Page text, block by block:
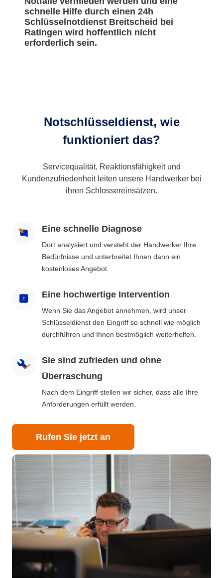
schnelle Hilfe durch einen 24h
Schlüsselnotdienst Breitscheid bei
Ratingen wird hoffentlich nicht
erforderlich sein.
Notschlüsseldienst, wie
funktioniert das?
Servicequalität, Reaktionsfähigkeit und
Kundenzufriedenheit leiten unsere Handwerker bei
ihren Schlossereinsätzen.
Eine schnelle Diagnose
Dort analysiert und versteht der Handwerker Ihre
Bedürfnisse und unterbreitet Ihnen dann ein
kostenloses Angebot.
Eine hochwertige Intervention
Wenn Sie das Angebot annehmen, wird unser
Schlüsseldienst den Eingriff so schnell wie möglich
durchführen und Ihnen bestmöglich weiterhelfen.
Sie sind zufrieden und ohne
Überraschung
Nach dem Eingriff stellen wir sicher, dass alle Ihre
Anforderungen erfüllt werden.
Rufen Sie jetzt an